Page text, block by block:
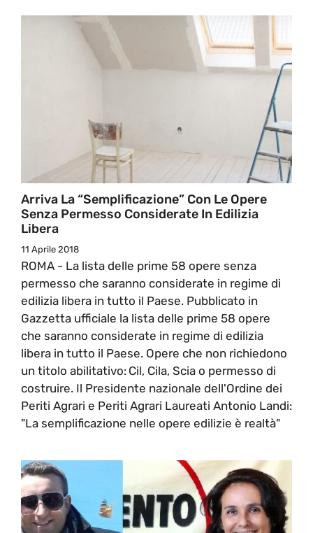
Arriva La “semplificazione” Con Le Opere
Senza Permesso Considerate In Edilizia
Libera
11 Aprile 2018
ROMA - La lista delle prime 58 opere senza
permesso che saranno considerate in regime di
edilizia libera in tutto il Paese. Pubblicato in
Gazzetta ufficiale la lista delle prime 58 opere
che saranno considerate in regime di edilizia
libera in tutto il Paese. Opere che non richiedono
un titolo abilitativo: Cil, Cila, Scia o permesso di
costruire. Il Presidente nazionale dell'Ordine dei
Periti Agrari e Periti Agrari Laureati Antonio Landi:
"La semplificazione nelle opere edilizie è realtà"